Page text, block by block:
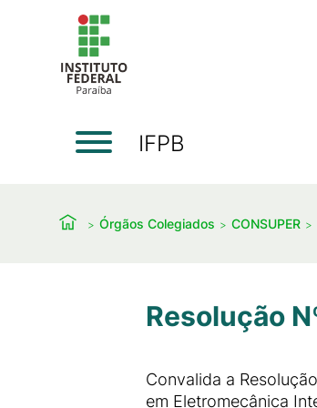
IFPB
Órgãos Colegiados CONSUPER
Resolução
Convalida a
em Eletromecânica